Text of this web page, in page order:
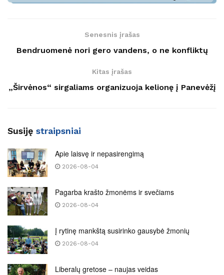
Senesnis įrašas
Bendruomenė nori gero vandens, o ne konfliktų
Kitas įrašas
„Širvėnos“ sirgaliams organizuoja kelionę į Panevėžį
Susiję straipsniai
Apie laisvę ir nepasirengimą
2026-08-04
Pagarba krašto žmonėms ir svečiams
2026-08-04
Į rytinę mankštą susirinko gausybė žmonių
2026-08-04
Liberalų gretose – naujas veidas